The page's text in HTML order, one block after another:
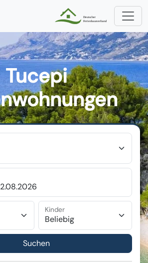
Tucepi
Kinder